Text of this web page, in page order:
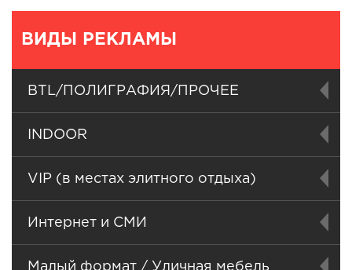
ВИДЫ РЕКЛАМЫ
BTL/ПОЛИГРАФИЯ/ПРОЧЕЕ
INDOOR
VIP (в местах элитного отдыха)
Интернет и СМИ
Малый формат / Уличная мебель